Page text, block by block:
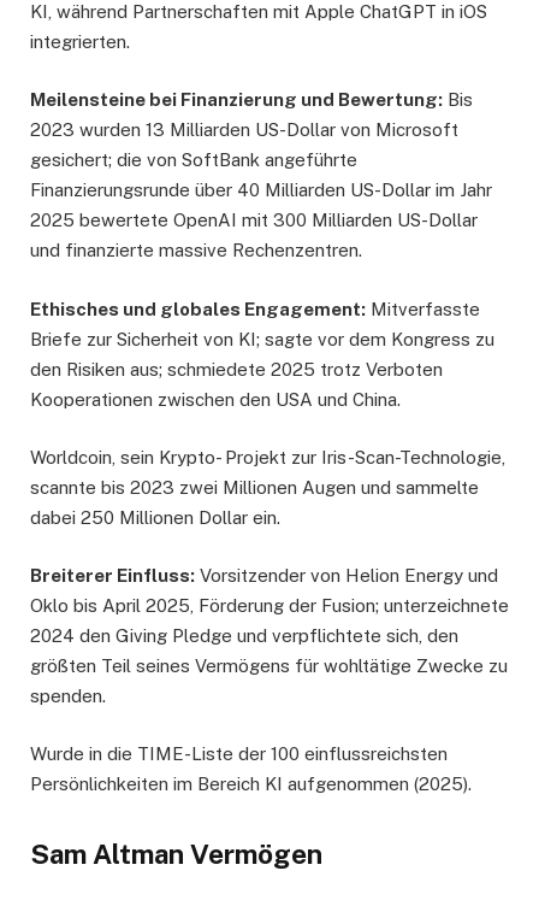
KI, während Partnerschaften mit Apple ChatGPT in iOS
integrierten.
Meilensteine ​​bei Finanzierung und Bewertung: Bis
2023 wurden 13 Milliarden US-Dollar von Microsoft
gesichert; die von SoftBank angeführte
Finanzierungsrunde über 40 Milliarden US-Dollar im Jahr
2025 bewertete OpenAI mit 300 Milliarden US-Dollar
und finanzierte massive Rechenzentren.
Ethisches und globales Engagement: Mitverfasste
Briefe zur Sicherheit von KI; sagte vor dem Kongress zu
den Risiken aus; schmiedete 2025 trotz Verboten
Kooperationen zwischen den USA und China.
Worldcoin, sein Krypto- Projekt zur Iris-Scan-Technologie,
scannte bis 2023 zwei Millionen Augen und sammelte
dabei 250 Millionen Dollar ein.
Breiterer Einfluss: Vorsitzender von Helion Energy und
Oklo bis April 2025, Förderung der Fusion; unterzeichnete
2024 den Giving Pledge und verpflichtete sich, den
größten Teil seines Vermögens für wohltätige Zwecke zu
spenden.
Wurde in die TIME-Liste der 100 einflussreichsten
Persönlichkeiten im Bereich KI aufgenommen (2025).
Sam Altman Vermögen